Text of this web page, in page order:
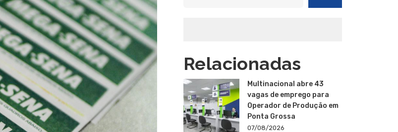
Relacionadas
Multinacional abre 43
vagas de emprego para
Operador de Produção em
Ponta Grossa
07/08/2026